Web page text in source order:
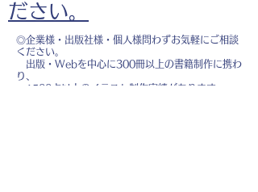
ださい。
◎企業様・出版社様・個人様問わずお気軽にご相談
ください。
出版・Webを中心に300冊以上の書籍制作に携わ
り、
1500点以上のイラスト制作実績があります。